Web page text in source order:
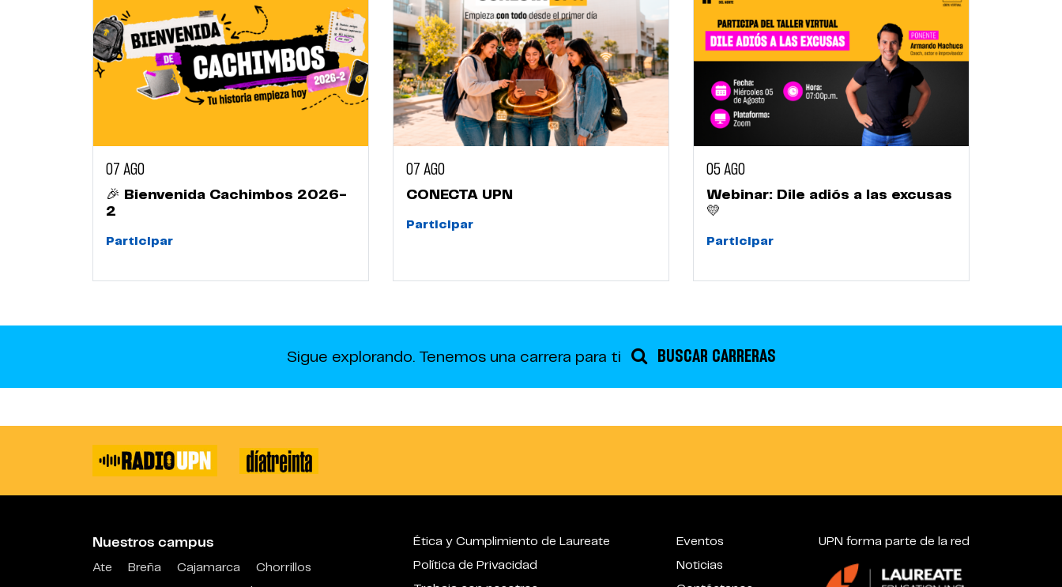
07 AGO
🎉 Bienvenida Cachimbos 2026-
2
Participar
07 AGO
CONECTA UPN
Participar
05 AGO
Webinar: Dile adiós a las excusas
💛
Participar
Sigue explorando. Tenemos una carrera para ti BUSCAR CARRERAS
Nuestros campus
Ate Breña Cajamarca
Chorrillos
Ética y Cumplimiento de Laureate
Política de Privacidad
Eventos
Noticias
UPN forma parte de la red